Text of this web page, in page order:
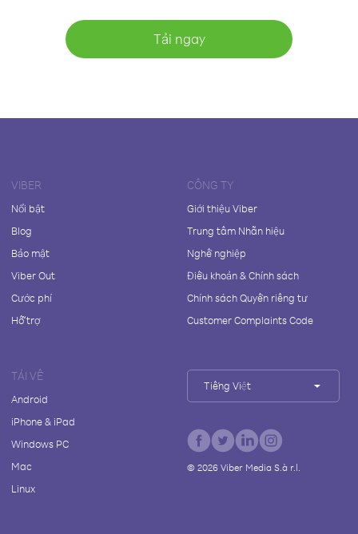
Tải ngay
VIBER
Nổi bật
Blog
Bảo mật
Viber Out
Cước phí
Hỗ trợ
CÔNG TY
Giới thiệu Viber
Trung tâm Nhãn hiệu
Nghề nghiệp
Điều khoản & Chính sách
Chính sách Quyền riêng tư
Customer Complaints Code
TẢI VỀ
Android
iPhone & iPad
Windows PC
Mac
Linux
Tiếng Việt
© 2026Viber Media S.à r.l.